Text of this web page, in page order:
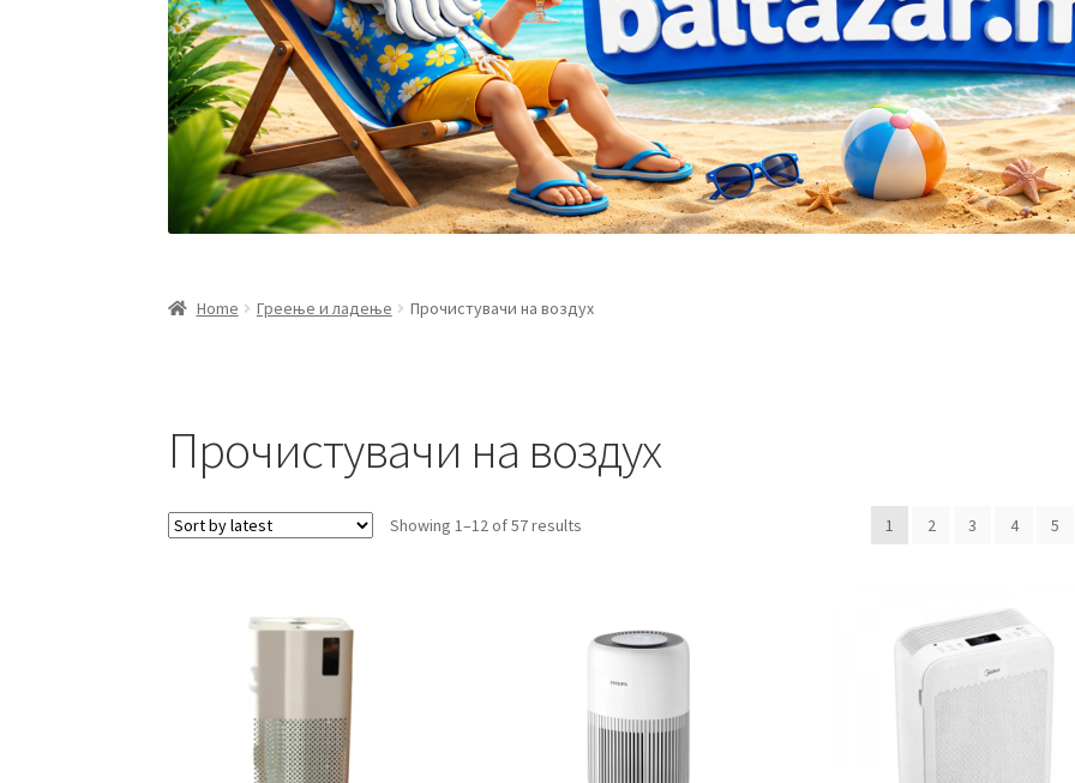
Home Греење и ладење Прочистувачи на воздух
Прочистувачи на воздух
Showing 1–12 of 57 results 1 2 3 4 5